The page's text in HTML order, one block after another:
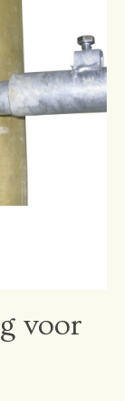
voor